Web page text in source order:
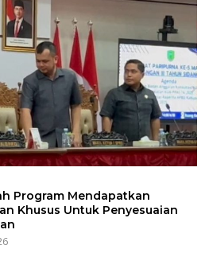
Program Mendapatkan
Khusus Untuk Penyesuaian